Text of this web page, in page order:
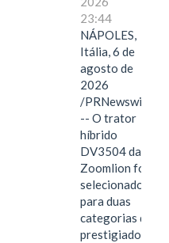
23:44
NÁPOLES,
Itália, 6 de
agosto de
2026
/PRNewswire/
-- O trator
híbrido
DV3504 da
Zoomlion foi
selecionado
para duas
categorias do
prestigiado